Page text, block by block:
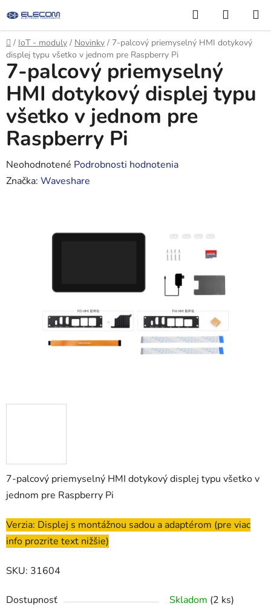
na
obsah
Hľadať
KOŠÍK
Domov
/ IoT - moduly / Novinky / 7-palcový priemyselný HMI dotykový
displej typu všetko v jednom pre Raspberry Pi
7-palcový priemyselný HMI dotykový displej typu všetko v
jednom pre Raspberry Pi
Verzia: Displej s montážnou sadou a adaptérom (pre viac
info prozrite text nižšie)
SKU: 31604
Dostupnosť Skladom (2 ks)
7-palcový priemyselný
HMI dotykový displej typu
všetko v jednom pre
Raspberry Pi
Priemerné
hodnotenie
Neohodnotené Podrobnosti hodnotenia
Značka: Waveshare